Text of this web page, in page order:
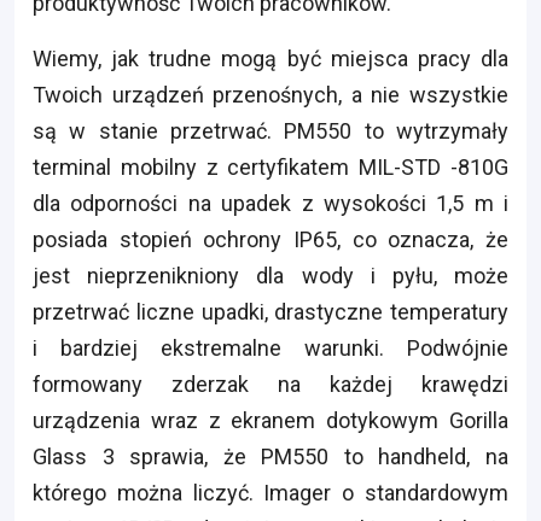
Wiemy, jak trudne mogą być miejsca pracy dla
Twoich urządzeń przenośnych, a nie wszystkie
są w stanie przetrwać. PM550 to wytrzymały
terminal mobilny z certyfikatem MIL-STD -810G
dla odporności na upadek z wysokości 1,5 m i
posiada stopień ochrony IP65, co oznacza, że
jest nieprzenikniony dla wody i pyłu, może
przetrwać liczne upadki, drastyczne temperatury
i bardziej ekstremalne warunki. Podwójnie
formowany zderzak na każdej krawędzi
urządzenia wraz z ekranem dotykowym Gorilla
Glass 3 sprawia, że PM550 to handheld, na
którego można liczyć. Imager o standardowym